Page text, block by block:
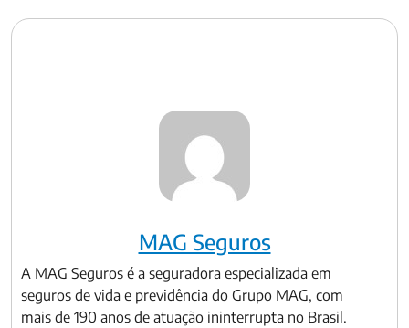
MAG Seguros
A MAG Seguros é a seguradora especializada em
seguros de vida e previdência do Grupo MAG, com
mais de 190 anos de atuação ininterrupta no Brasil.